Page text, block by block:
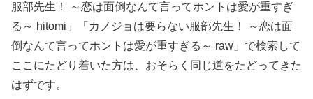
服部先生！ ～恋は面倒なんて言ってホントは愛が重すぎ
る～ hitomi」「カノジョは要らない服部先生！ ～恋は面
倒なんて言ってホントは愛が重すぎる～ raw」で検索して
ここにたどり着いた方は、おそらく同じ道をたどってきた
はずです。